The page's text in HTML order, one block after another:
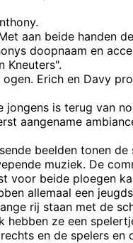
aan beide handen
doopnaam en
Kneuters".
Erich en Davy
jongens is terug van
aangename
beelden tonen
muziek. De
voor beide ploegen
allemaal een
rij staan met de
hebben ze een
en de spelers en